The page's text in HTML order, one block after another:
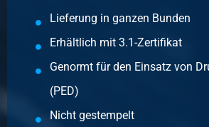
Stück pro KG
1,96
Wählen Sie
Lieferung in ganzen Bunden
Erhältlich mit 3.1-Zertifikat
Genormt für den Einsatz von
(PED)
Nicht gestempelt